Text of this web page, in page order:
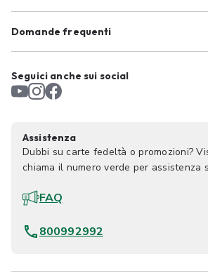
Domande frequenti
Seguici anche sui social
Assistenza
Dubbi su carte fedeltà o promozioni?
chiama il numero verde per assistenza
FAQ
800992992